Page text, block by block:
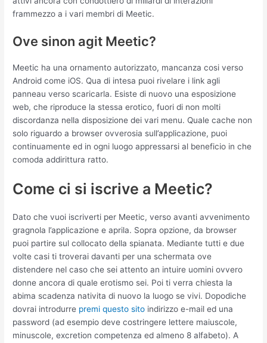
frammezzo a i vari membri di Meetic.
Ove sinon agit Meetic?
Meetic ha una ornamento autorizzato, mancanza cosi verso
Android come iOS. Qua di intesa puoi rivelare i link agli
panneau verso scaricarla. Esiste di nuovo una esposizione
web, che riproduce la stessa erotico, fuori di non molti
discordanza nella disposizione dei vari menu. Quale cache non
solo riguardo a browser ovverosia sull’applicazione, puoi
continuamente ed in ogni luogo appressarsi al beneficio in che
comoda addirittura ratto.
Come ci si iscrive a Meetic?
Dato che vuoi iscriverti per Meetic, verso avanti avvenimento
gragnola l’applicazione e aprila. Sopra opzione, da browser
puoi partire sul collocato della spianata. Mediante tutti e due
volte casi ti troverai davanti per una schermata ove
distendere nel caso che sei attento an intuire uomini ovvero
donne ancora di quale erotismo sei. Poi ti verra chiesta la
abima scadenza nativita di nuovo la luogo se vivi. Dopodiche
dovrai introdurre premi questo sito indirizzo e-mail ed una
password (ad esempio deve costringere lettere maiuscole,
minuscole, excretion competenza ed almeno 8 alfabeto). A